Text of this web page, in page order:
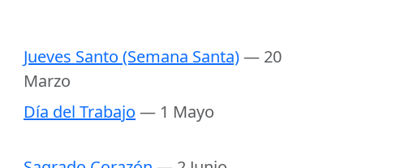
Jueves Santo (Semana Santa)— 20
Marzo
Día del Trabajo — 1 Mayo